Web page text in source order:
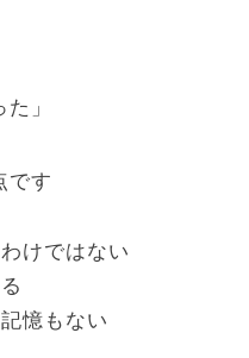
」
です
けではない
憶もない